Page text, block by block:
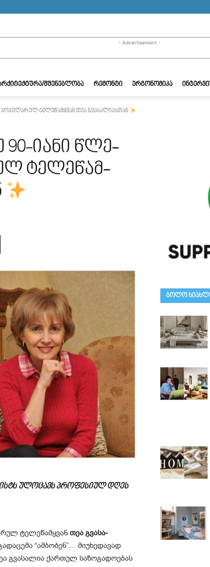
- Advertisement -
ᲛᲨᲔᲜᲔᲑᲚᲝᲑᲐ ᲠᲔᲛᲝᲜᲢᲘ ᲔᲠᲒᲝᲜᲝᲛᲘᲙᲐ
პო­პუ­ლა­რუ­ლ ტე­ლე­წამ­ყვა­ნ თეა გვა­სა­ლიასთან
90-იანი წლე­
ტე­ლე­წამ­
ულოცავს პროფესიულ დღეს
ტე­ლე­წამ­ყვა­ნ თეა გვა­სა­
“ამბობენ”… მიუხედავად
გვასალია ქართულ საზოგადოებას
ᲑᲝᲚᲝ